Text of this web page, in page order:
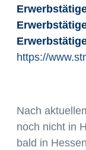
https://
Nach
noch nicht in
bald in